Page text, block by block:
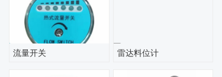
力、供热、供水等领域的
流量开关 雷达料位计